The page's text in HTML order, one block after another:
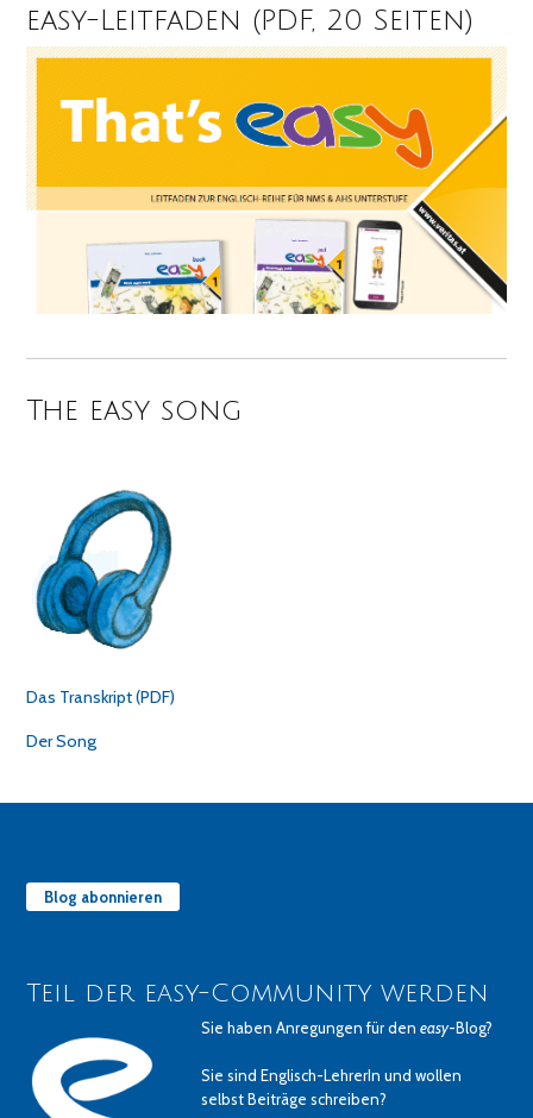
easy-Leitfaden (PDF, 20 Seiten)
The easy song
Das Transkript (PDF)
Der Song
Blog abonnieren
Teil der easy-Community werden
Sie haben Anregungen für deneasy-Blog?
Sie sind Englisch-LehrerIn und wollen
selbst Beiträge schreiben?